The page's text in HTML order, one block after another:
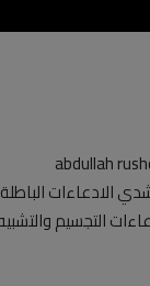
الادعاءات
التجسيم